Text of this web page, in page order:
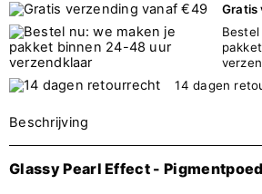
Gratis
14 dagen
Beschrijving
Glassy Pearl Effect -